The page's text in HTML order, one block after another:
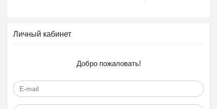
Личный кабинет
Добро пожаловать!